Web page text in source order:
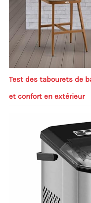
Test des tabourets de
et confort en extérieur